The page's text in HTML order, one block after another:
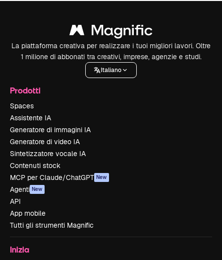
La piattaforma creativa per realizzare i tuoi migliori lavori. Oltre
1 milione di abbonati tra creativi, imprese, agenzie e studi.
Italiano
Prodotti
Spaces
Assistente IA
Generatore di immagini IA
Generatore di video IA
Sintetizzatore vocale IA
Contenuti stock
MCP per Claude/ChatGPT New
Agenti New
API
App mobile
Tutti gli strumenti Magnific
Inizia